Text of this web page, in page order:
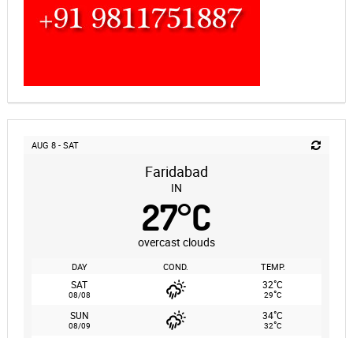
AUG 8 - SAT
Faridabad
IN
27°C
overcast clouds
DAY COND. TEMP.
SAT
08/08
32°C
29°C
SUN
08/09
34°C
32°C